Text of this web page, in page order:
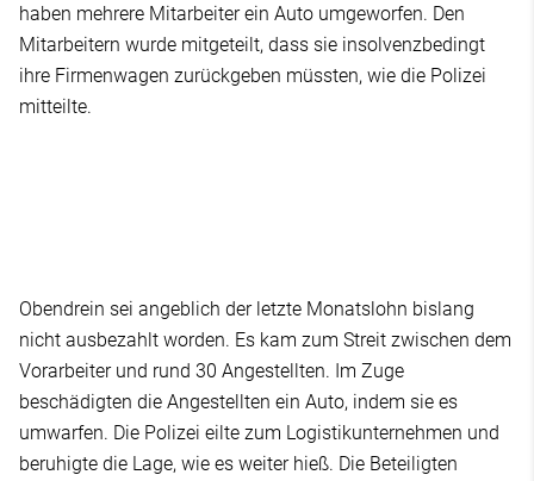
haben mehrere Mitarbeiter ein Auto umgeworfen. Den
Mitarbeitern wurde mitgeteilt, dass sie insolvenzbedingt
ihre Firmenwagen zurückgeben müssten, wie die Polizei
mitteilte.
Obendrein sei angeblich der letzte Monatslohn bislang
nicht ausbezahlt worden. Es kam zum Streit zwischen dem
Vorarbeiter und rund 30 Angestellten. Im Zuge
beschädigten die Angestellten ein Auto, indem sie es
umwarfen. Die Polizei eilte zum Logistikunternehmen und
beruhigte die Lage, wie es weiter hieß. Die Beteiligten